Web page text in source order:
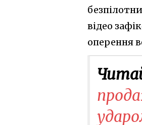
відео
оперення